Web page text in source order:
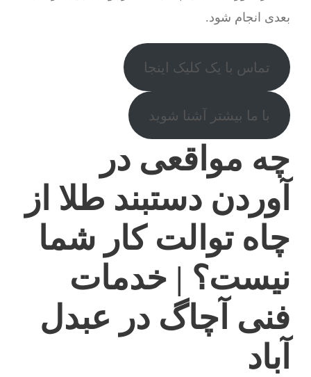
بعدی انجام شود.
تماس با یک کلیک اینجا
با ما بیشتر آشنا شوید
چه مواقعی در
آوردن دستبند طلا از
چاه توالت کار شما
نیست؟ | خدمات
فنی آچاگ در عبدل
آباد